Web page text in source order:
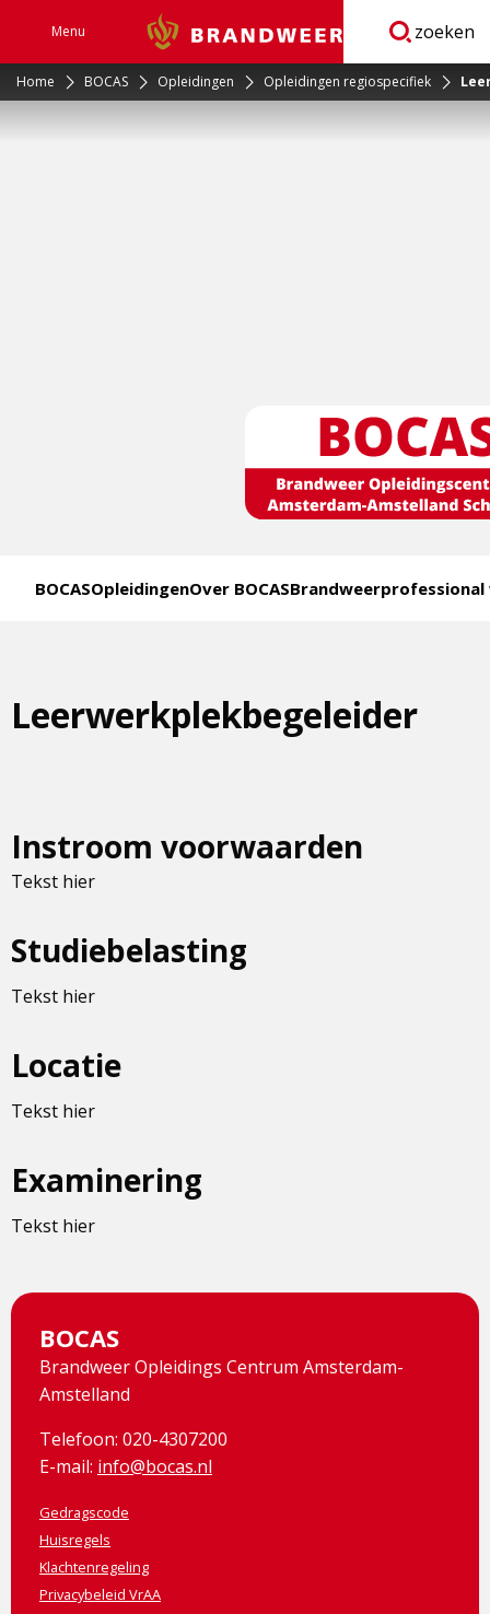
Menu Brandweer zoeken
Home BOCAS Opleidingen Opleidingen regiospecifiek
BOCASOpleidingenOver BOCASBrandweerprofessional
Leerwerkplekbegeleider
Instroom voorwaarden
Tekst hier
Studiebelasting
Tekst hier
Locatie
Tekst hier
Examinering
Tekst hier
BOCAS
Brandweer Opleidings Centrum Amsterdam-
Amstelland
Telefoon: 020-4307200
E-mail: info@bocas.nl
Gedragscode
Huisregels
Klachtenregeling
Privacybeleid VrAA